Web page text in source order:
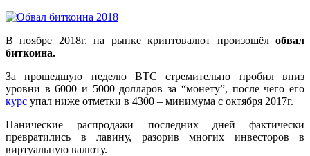
В ноябре 2018г. на рынке криптовалют произошёл обвал
биткоина.
За прошедшую неделю BTC стремительно пробил вниз
уровни в 6000 и 5000 долларов за “монету”, после чего его
курс упал ниже отметки в 4300 – минимума с октября 2017г.
Панические распродажи последних дней фактически
превратились в лавину, разорив многих инвесторов в
виртуальную валюту.